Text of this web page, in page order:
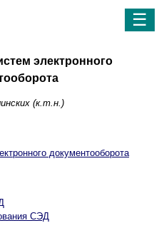
☰
электронного
(к.т.н.)
документооборота
СЭД